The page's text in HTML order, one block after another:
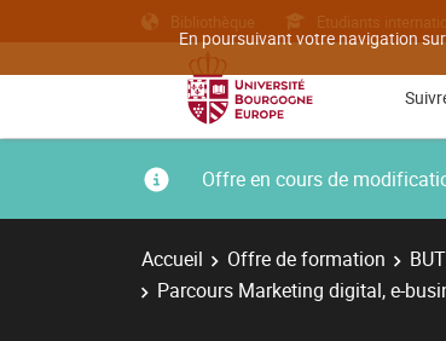
En poursuivant votre navigation
Bibliothèque Etudiants
Offre en cours de
Accueil Offre de formation BUT
Parcours Marketing digital, e-